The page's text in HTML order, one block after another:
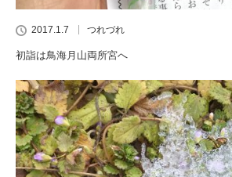
2017.1.7 つれづれ
初詣は鳥海月山両所宮へ